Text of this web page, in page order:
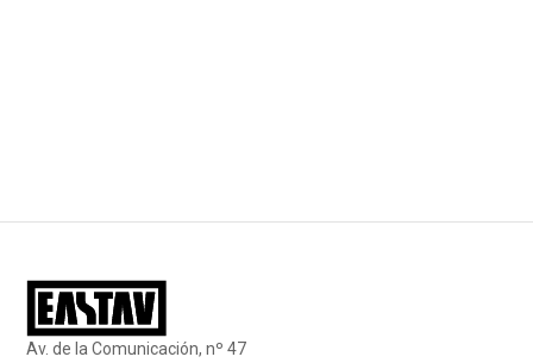
Av. de la Comunicación, nº 47